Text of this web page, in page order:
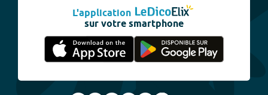
L'application
sur votre smartphone